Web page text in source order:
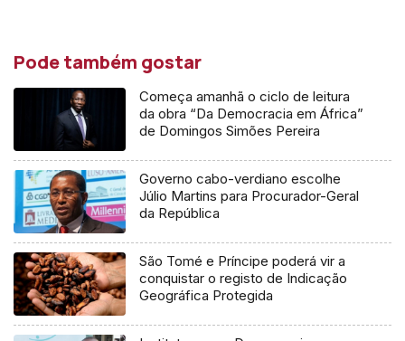
Pode também gostar
Começa amanhã o ciclo de leitura
da obra “Da Democracia em África”
de Domingos Simões Pereira
Governo cabo-verdiano escolhe
Júlio Martins para Procurador-Geral
da República
São Tomé e Príncipe poderá vir a
conquistar o registo de Indicação
Geográfica Protegida